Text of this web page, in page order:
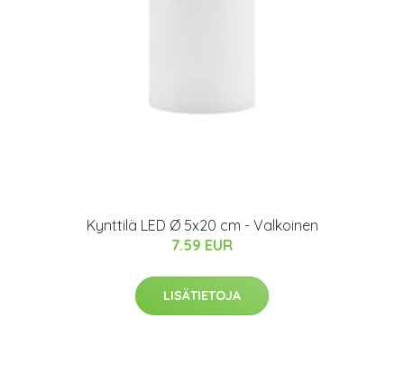
Kynttilä LED Ø 5x20 cm - Valkoinen
7.59 EUR
LISÄTIETOJA